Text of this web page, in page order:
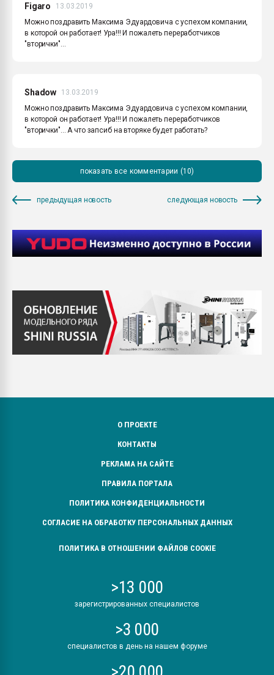
Figaro
13.03.2019
Можно поздравить Максима Эдуардовича с успехом компании,
в которой он работает! Ура!!! И пожалеть переработчиков
"вторички"...
Shadow
13.03.2019
Можно поздравить Максима Эдуардовича с успехом компании,
в которой он работает! Ура!!! И пожалеть переработчиков
"вторички"... А что запсиб на вторяке будет работать?
показать все комментарии (10)
предыдущая новость следующая новость
О ПРОЕКТЕ
КОНТАКТЫ
РЕКЛАМА НА САЙТЕ
ПРАВИЛА ПОРТАЛА
ПОЛИТИКА КОНФИДЕНЦИАЛЬНОСТИ
СОГЛАСИЕ НА ОБРАБОТКУ ПЕРСОНАЛЬНЫХ ДАННЫХ
ПОЛИТИКА В ОТНОШЕНИИ ФАЙЛОВ COOKIE
>13 000
зарегистрированных специалистов
>3 000
специалистов в день на нашем форуме